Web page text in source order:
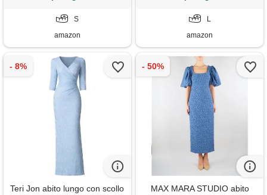
S
amazon
L
amazon
Teri Jon abito lungo con scollo
MAX MARA STUDIO abito